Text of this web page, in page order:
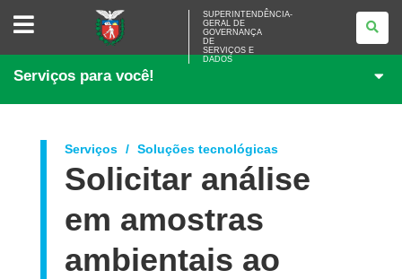
SUPERINTENDÊNCIA-
<BR>GOVERNANÇA
SERVIÇOS
DADOS
SUPERINTENDÊNCIA-
GERAL DE
GOVERNANÇA
DE
SERVIÇOS E
DADOS
Serviços para você!
Serviços Soluções tecnológicas
Solicitar análise
em amostras
ambientais ao